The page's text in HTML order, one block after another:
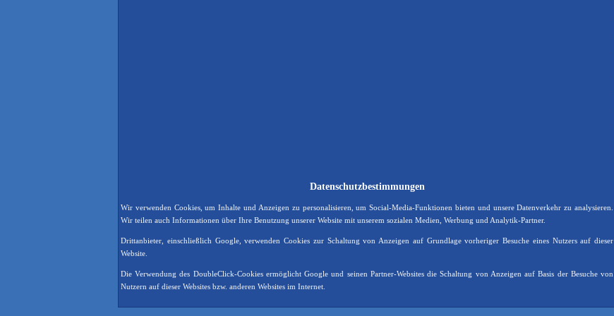
Datenschutzbestimmungen
Wir verwenden Cookies, um Inhalte und Anzeigen zu personalisieren, um Social-Media-Funktionen bieten und unsere Datenverkehr zu analysieren.
Wir teilen auch Informationen über Ihre Benutzung unserer Website mit unserem sozialen Medien, Werbung und Analytik-Partner.
Drittanbieter, einschließlich Google, verwenden Cookies zur Schaltung von Anzeigen auf Grundlage vorheriger Besuche eines Nutzers auf dieser
Website.
Die Verwendung des DoubleClick-Cookies ermöglicht Google und seinen Partner-Websites die Schaltung von Anzeigen auf Basis der Besuche von
Nutzern auf dieser Websites bzw. anderen Websites im Internet.